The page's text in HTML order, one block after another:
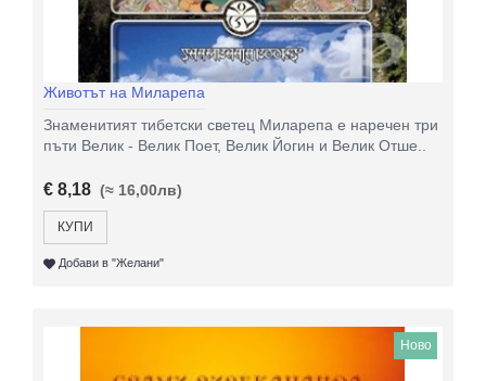
Животът на Миларепа
Знаменитият тибетски светец Миларепа е наречен три
пъти Велик - Велик Поет, Велик Йогин и Велик Отше..
€ 8,18 (≈ 16,00лв)
КУПИ
Добави в "Желани"
Ново